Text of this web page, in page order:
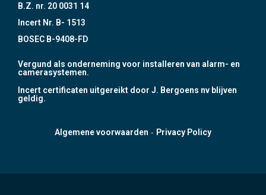
B.Z. nr. 20 0031 14
Incert Nr. B- 1513
BOSEC B-9408-FD
Vergund als onderneming voor installeren van alarm- en
camerasystemen.
Incert certificaten uitgereikt door J. Bergoens nv blijven
geldig.
Algemene voorwaarden - Privacy Policy